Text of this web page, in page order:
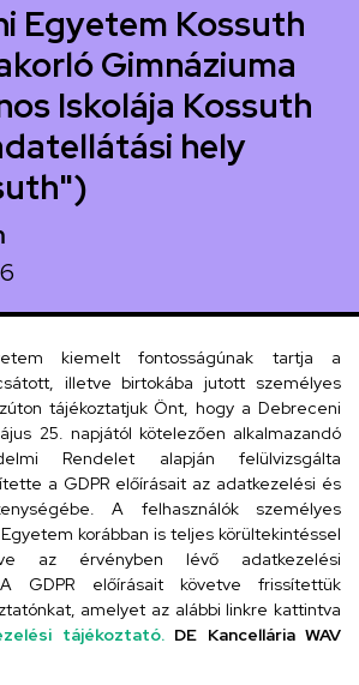
Egyetem Kossuth
Gimnáziuma
Iskolája Kossuth
hely
alt.unideb.hu
Kossuth utca 33.
telefonkönyv
kiemelt fontosságúnak tartja a
illetve birtokába jutott személyes
tájékoztatjuk Önt, hogy a Debreceni
25. napjától kötelezően alkalmazandó
Rendelet alapján felülvizsgálta
a GDPR előírásait az adatkezelési és
A felhasználók személyes
korábban is teljes körültekintéssel
az érvényben lévő adatkezelési
A GDPR előírásait követve frissítettük
amelyet az alábbi linkre kattintva
tájékoztató. DE Kancellária WAV